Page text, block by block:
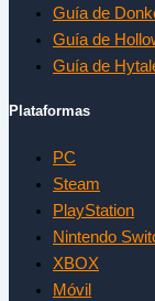
Guía de
Guía de
Guía de
Plataformas
PC
Steam
PlayStation
Nintendo
XBOX
Móvil